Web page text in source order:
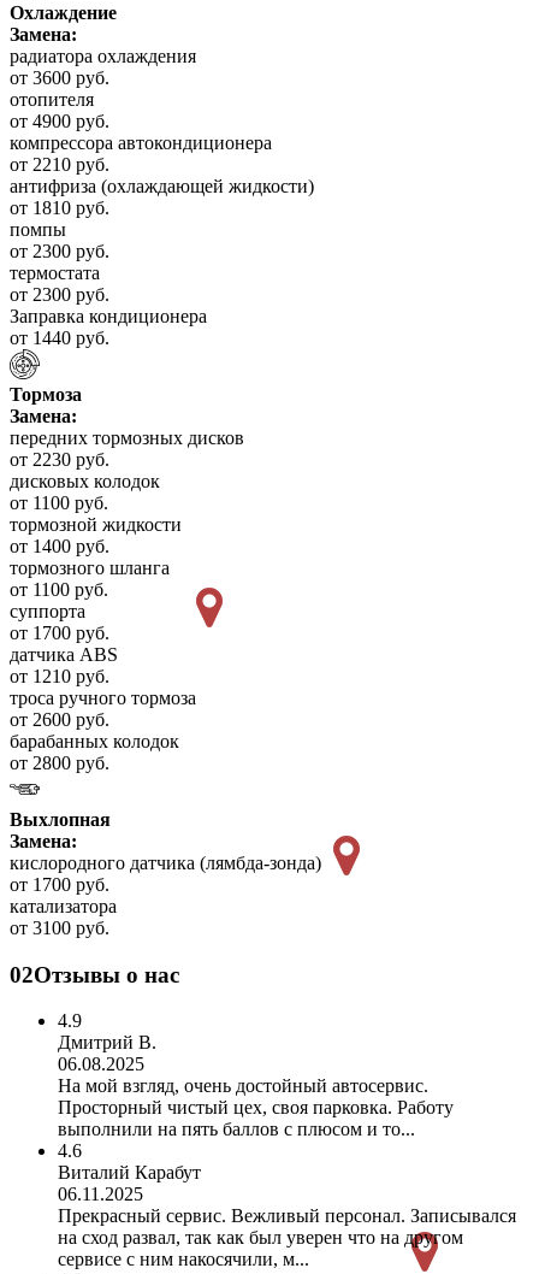
Охлаждение
Замена:
радиатора охлаждения
от 3600 руб.
отопителя
от 4900 руб.
компрессора автокондиционера
от 2210 руб.
антифриза (охлаждающей жидкости)
от 1810 руб.
помпы
от 2300 руб.
термостата
от 2300 руб.
Заправка кондиционера
от 1440 руб.
Тормоза
Замена:
передних тормозных дисков
от 2230 руб.
дисковых колодок
от 1100 руб.
тормозной жидкости
от 1400 руб.
тормозного шланга
от 1100 руб.
суппорта
от 1700 руб.
датчика ABS
от 1210 руб.
троса ручного тормоза
от 2600 руб.
барабанных колодок
от 2800 руб.
Выхлопная
Замена:
кислородного датчика (лямбда-зонда)
от 1700 руб.
катализатора
от 3100 руб.
02Отзывы о нас
4.9
Дмитрий В.
06.08.2025
На мой взгляд, очень достойный автосервис.
Просторный чистый цех, своя парковка. Работу
выполнили на пять баллов с плюсом и то...
4.6
Виталий Карабут
06.11.2025
Прекрасный сервис. Вежливый персонал. Записывался
на сход развал, так как был уверен что на другом
сервисе с ним накосячили, м...